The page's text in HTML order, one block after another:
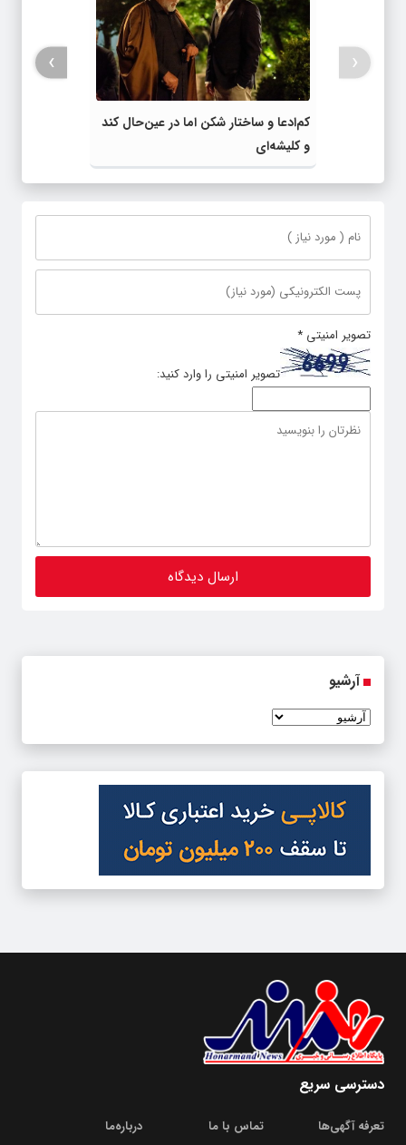
کم‌ادعا و ساختار شکن اما در عین‌حال کند
و کلیشه‌ای
‹
›
تصویر امنیتی *
تصویر امنیتی را وارد کنید:
آرشیو
دسترسی سریع
تعرفه آگهی‌ها تماس با ما درباره‌‌ما